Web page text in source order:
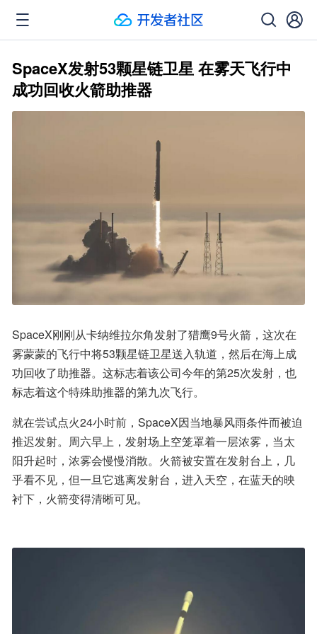
SpaceX发射53颗星链卫星 在雾天飞行中
成功回收火箭助推器
SpaceX刚刚从卡纳维拉尔角发射了猎鹰9号火箭，这次在
雾蒙蒙的飞行中将53颗星链卫星送入轨道，然后在海上成
功回收了助推器。这标志着该公司今年的第25次发射，也
标志着这个特殊助推器的第九次飞行。
就在尝试点火24小时前，SpaceX因当地暴风雨条件而被迫
推迟发射。周六早上，发射场上空笼罩着一层浓雾，当太
阳升起时，浓雾会慢慢消散。火箭被安置在发射台上，几
乎看不见，但一旦它逃离发射台，进入天空，在蓝天的映
衬下，火箭变得清晰可见。